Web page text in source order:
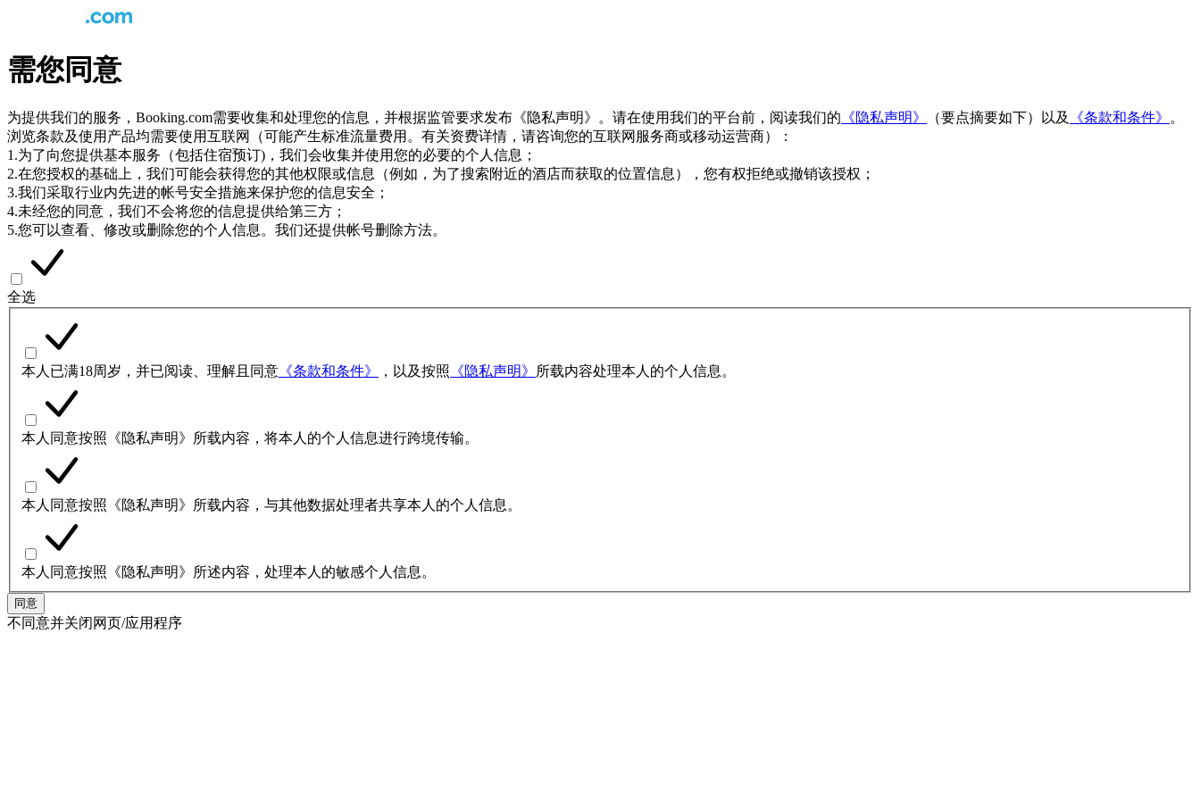
需您同意
为提供我们的服务，Booking.com需要收集和处理您的信息，并根据监管要求发布《隐私声明》。请在使用我们的平台前，阅读我们的 《隐私声明》 （要点摘要如下）以及 《条款和条件》
。
浏览条款及使用产品均需要使用互联网（可能产生标准流量费用。有关资费详情，请咨询您的互联网服务商或移动运营商）：
1.为了向您提供基本服务（包括住宿预订)，我们会收集并使用您的必要的个人信息；
2.在您授权的基础上，我们可能会获得您的其他权限或信息（例如，为了搜索附近的酒店而获取的位置信息），您有权拒绝或撤销该授权；
3.我们采取行业内先进的帐号安全措施来保护您的信息安全；
4.未经您的同意，我们不会将您的信息提供给第三方；
5.您可以查看、修改或删除您的个人信息。我们还提供帐号删除方法。
全选
本人已满18周岁，并已阅读、理解且同意 《条款和条件》 ，以及按照 《隐私声明》 所载内容处理本人的个人信息。
本人同意按照《隐私声明》所载内容，将本人的个人信息进行跨境传输。
本人同意按照《隐私声明》所载内容，与其他数据处理者共享本人的个人信息。
本人同意按照《隐私声明》所述内容，处理本人的敏感个人信息。
同意
不同意并关闭网页/应用程序